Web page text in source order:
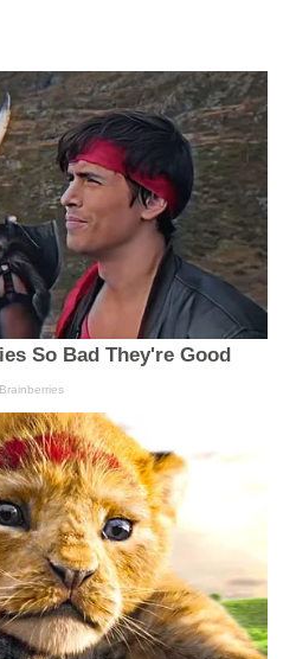
So Bad They're Good
Brainberries